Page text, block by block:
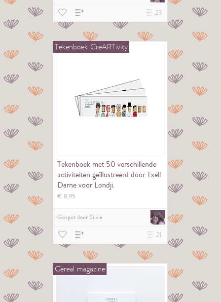
23
Tekenboek CreARTivity
Tekenboek met 50 verschillende
activiteiten geïllustreerd door Txell
Darne voor Londji.
€ 8,95
Gespot door Silvia
21
Cereal magazine